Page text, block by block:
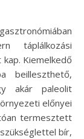
táplálkozási
Kiemelkedő
beilleszthető,
akár paleolit
előnyei
termesztett
bír,